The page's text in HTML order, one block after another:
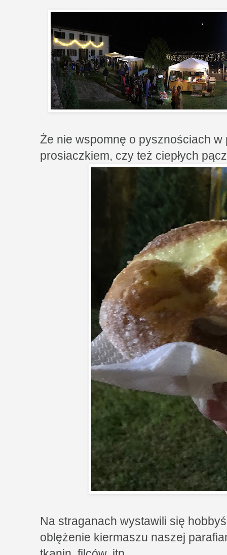
Że nie wspomnę o pysznościach w
prosiaczkiem, czy też ciepłych
Na straganach wystawili się
oblężenie kiermaszu naszej